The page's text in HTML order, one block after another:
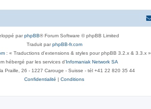
parphpBB® Forum Software © phpBB Limited
Traduit parphpBB-fr.com
: « Traductions d'extensions & styles pour phpBB 3.2.x & 3.3.x »
hébergé par les services d’Infomaniak Network SA
Praille, 26 - 1227 Carouge - Suisse - tél +41 22 820 35 44
Confidentialité | Conditions